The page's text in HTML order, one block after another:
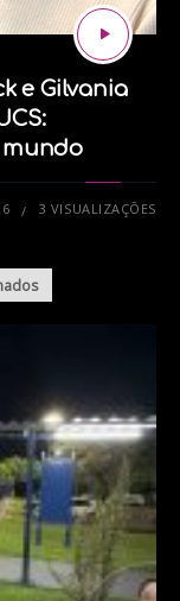
e Gilvania
3 VISUALIZAÇÕES